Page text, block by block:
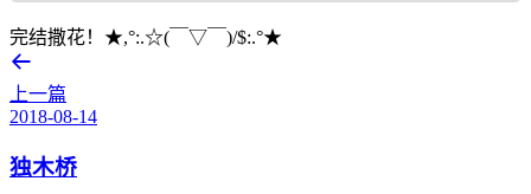
完结撒花！★,°:.☆(￣▽￣)/$:.°★
上一篇
2018-08-14
独木桥